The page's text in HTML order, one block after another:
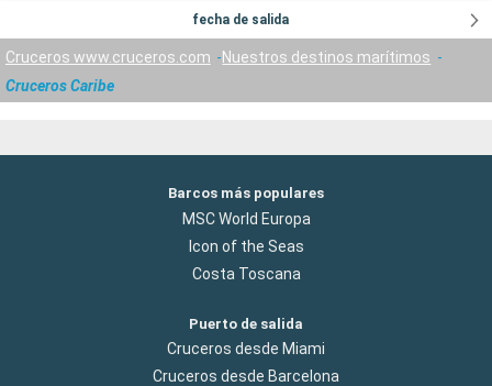
fecha de salida
Cruceros www.cruceros.com
Nuestros destinos marítimos
Cruceros Caribe
Barcos más populares
MSC World Europa
Icon of the Seas
Costa Toscana
Puerto de salida
Cruceros desde Miami
Cruceros desde Barcelona